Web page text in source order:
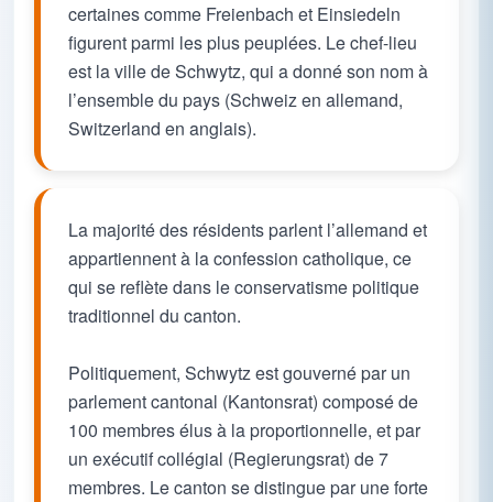
certaines comme Freienbach et Einsiedeln
figurent parmi les plus peuplées. Le chef-lieu
est la ville de Schwytz, qui a donné son nom à
l’ensemble du pays (Schweiz en allemand,
Switzerland en anglais).
La majorité des résidents parlent l’allemand et
appartiennent à la confession catholique, ce
qui se reflète dans le conservatisme politique
traditionnel du canton.
Politiquement, Schwytz est gouverné par un
parlement cantonal (Kantonsrat) composé de
100 membres élus à la proportionnelle, et par
un exécutif collégial (Regierungsrat) de 7
membres. Le canton se distingue par une forte